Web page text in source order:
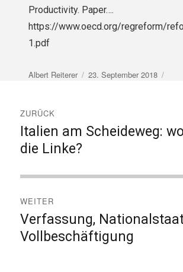
Productivity. Paper….
https://www.oecd.org/regreform/
1.pdf
Autor
Albert Reiterer
Veröffentlicht
23. September 2018
ZURÜCK
Vorheriger
Beitrag:
Italien am Scheideweg:
die Linke?
WEITER
Nächster
Beitrag:
Verfassung,
Vollbeschäftigung